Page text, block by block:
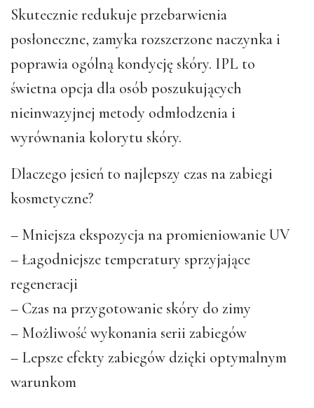
Skutecznie redukuje przebarwienia
posłoneczne, zamyka rozszerzone naczynka i
poprawia ogólną kondycję skóry. IPL to
świetna opcja dla osób poszukujących
nieinwazyjnej metody odmłodzenia i
wyrównania kolorytu skóry.
Dlaczego jesień to najlepszy czas na zabiegi
kosmetyczne?
– Mniejsza ekspozycja na promieniowanie UV
– Łagodniejsze temperatury sprzyjające
regeneracji
– Czas na przygotowanie skóry do zimy
– Możliwość wykonania serii zabiegów
– Lepsze efekty zabiegów dzięki optymalnym
warunkom